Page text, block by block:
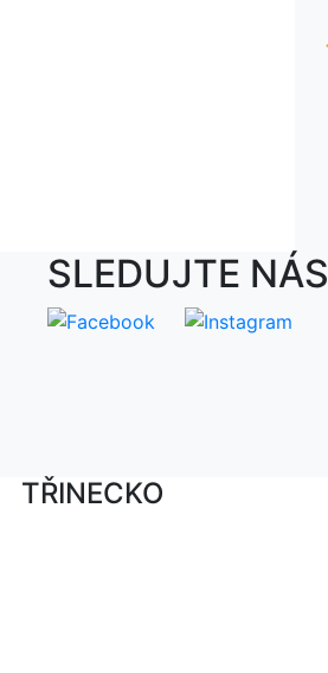
SLEDUJTE NÁS
TŘINECKO